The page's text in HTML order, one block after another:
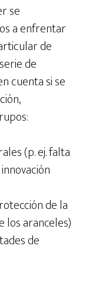
se
a enfrentar
de
de
cuenta si se
(p. ej. falta
de la
los aranceles)
de